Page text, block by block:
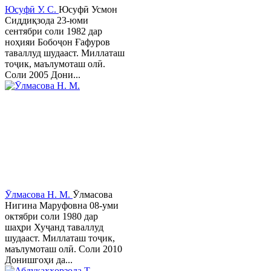
Юсуфӣ У. C. Юсуфӣ Усмон
Сиддиқзода 23-юми
сентябри соли 1982 дар
ноҳияи Бобоҷон Ғафуров
таваллуд шудааст. Миллаташ
тоҷик, маълумоташ олӣ.
Соли 2005 Дони...
Ӯлмасова Н. М. Ӯлмасова
Нигина Маруфовна 08-уми
октябри соли 1980 дар
шаҳри Хуҷанд таваллуд
шудааст. Миллаташ тоҷик,
маълумоташ олӣ. Соли 2010
Донишгоҳи да...